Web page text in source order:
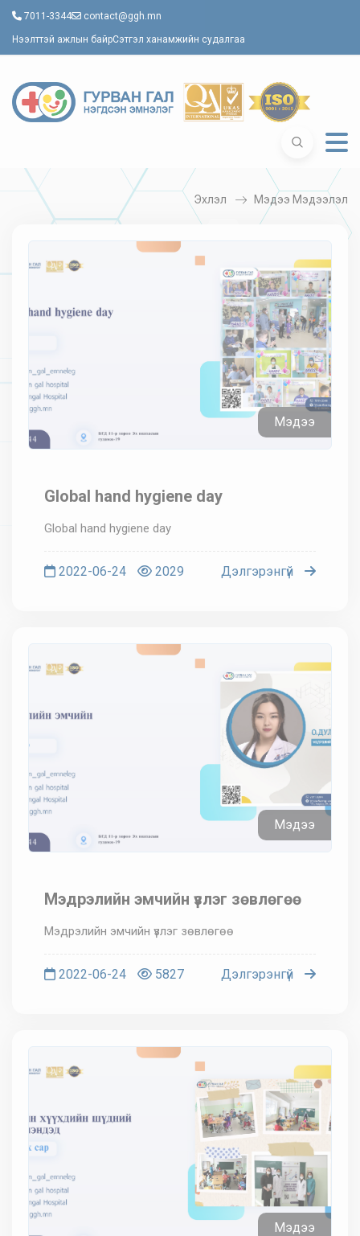
7011-3344 contact@ggh.mn
Нээлттэй ажлын байрСэтгэл ханамжийн судалгаа
Эхлэл Мэдээ Мэдээлэл
Мэдээ
Global hand hygiene day
Global hand hygiene day
2022-06-24 2029 Дэлгэрэнгүй
Мэдээ
Мэдрэлийн эмчийн үзлэг зөвлөгөө
Мэдрэлийн эмчийн үзлэг зөвлөгөө
2022-06-24 5827 Дэлгэрэнгүй
Мэдээ